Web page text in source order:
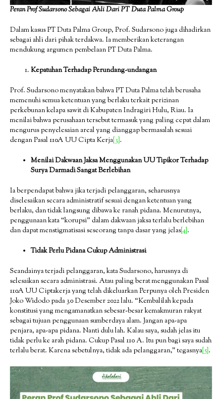
Peran Prof Sudarsono Sebagai Ahli Dari PT Duta Palma Group
Dalam kasus PT Duta Palma Group, Prof. Sudarsono juga dihadirkan
sebagai ahli dari pihak terdakwa. Ia memberikan keterangan
mendukung argumen pembelaan PT Duta Palma.
Kepatuhan Terhadap Perundang-undangan
Prof. Sudarsono menyatakan bahwa PT Duta Palma telah berusaha
memenuhi semua ketentuan yang berlaku terkait perizinan
perkebunan kelapa sawit di Kabupaten Indragiri Hulu, Riau. Ia
menilai bahwa perusahaan tersebut termasuk yang paling cepat dalam
mengurus penyelesaian areal yang dianggap bermasalah sesuai
dengan Pasal 110A UU Cipta Kerja[3].
Menilai Dakwaan Jaksa Menggunakan UU Tipikor Terhadap
Surya Darmadi Sangat Berlebihan
Ia berpendapat bahwa jika terjadi pelanggaran, seharusnya
diselesaikan secara administratif sesuai dengan ketentuan yang
berlaku, dan tidak langsung dibawa ke ranah pidana. Menurutnya,
penggunaan kata “korupsi” dalam dakwaan jaksa terlalu berlebihan
dan dapat menstigmatisasi seseorang tanpa dasar yang jelas[4].
Tidak Perlu Pidana Cukup Administrasi
Seandainya terjadi pelanggaran, kata Sudarsono, harusnya di
selesaikan secara administrasi. Atau paling berat menggunakan Pasal
110A UU Ciptakerja yang telah dikeluarkan Perpunya oleh Presiden
Joko Widodo pada 30 Desember 2022 lalu. “Kembalilah kepada
konstitusi yang mengamanatkan sebesar-besar kemakmuran rakyat
sebagai tujuan penggunaan sumberdaya alam. Jangan apa-apa
penjara, apa-apa pidana. Nanti dulu lah. Kalau saya, sudah jelas itu
tidak perlu ke arah pidana. Cukup Pasal 110 A. Itu pun bagi saya sudah
terlalu berat. Karena sebetulnya, tidak ada pelanggaran,” tegasnya[5].